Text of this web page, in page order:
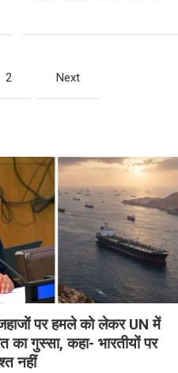
2 Next
पर हमले को लेकर UN में
का गुस्सा, कहा- भारतीयों पर
नहीं